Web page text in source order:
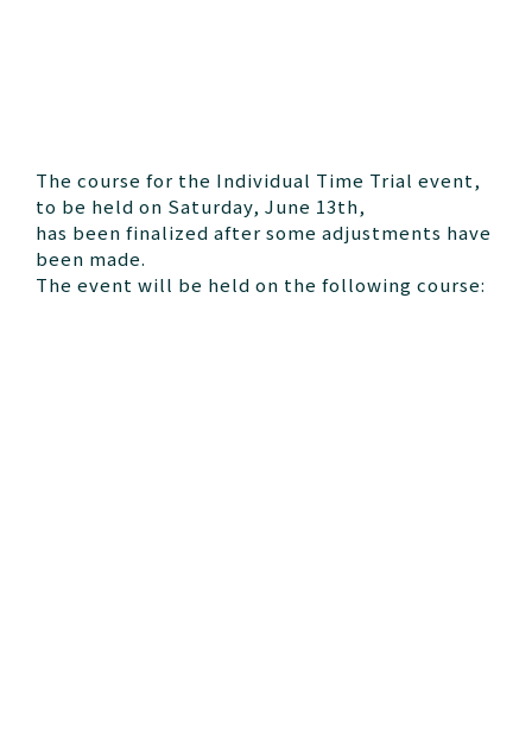
The course for the Individual Time Trial event,
to be held on Saturday, June 13th,
has been finalized after some adjustments have
been made.
The event will be held on the following course: